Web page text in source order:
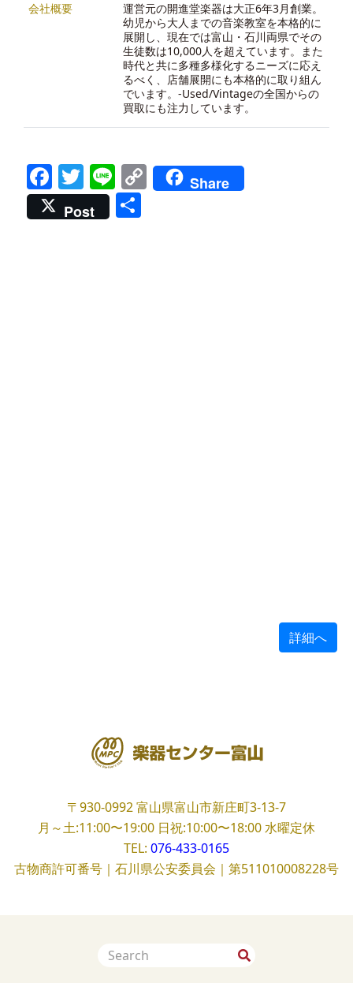
会社概要
運営元の開進堂楽器は大正6年3月創業。
幼児から大人までの音楽教室を本格的に
展開し、現在では富山・石川両県でその
生徒数は10,000人を超えています。また
時代と共に多種多様化するニーズに応え
るべく、店舗展開にも本格的に取り組ん
でいます。-Used/Vintageの全国からの
買取にも注力しています。
Facebook
Twitter
LineCopy
Link
Share
Post
詳細へ
〒930-0992富山県富山市新庄町3-13-7
月～土:11:00〜19:00 日祝:10:00〜18:00水曜定休
TEL: 076-433-0165
古物商許可番号｜石川県公安委員会｜第511010008228号